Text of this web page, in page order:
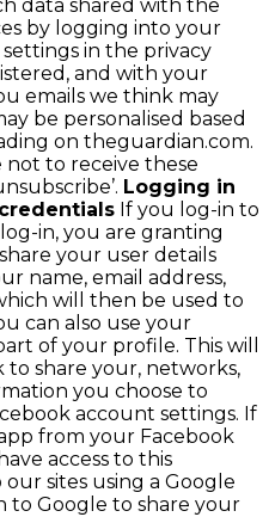
data shared with the
by logging into your
in the privacy
and with your
emails we think may
be personalised based
on theguardian.com.
not to receive these
Logging in
If you log-in to
in, you are granting
your user details
name, email address,
will then be used to
can also use your
of your profile. This will
to share your, networks,
you choose to
account settings. If
from your Facebook
access to this
sites using a Google
to Google to share your